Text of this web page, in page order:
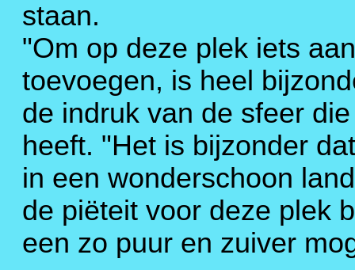
staan.
"Om op deze plek iets
toevoegen, is heel
de indruk van de sfeer
heeft. "Het is bijzonder
in een wonderschoon
de piëteit voor deze plek
een zo puur en zuiver